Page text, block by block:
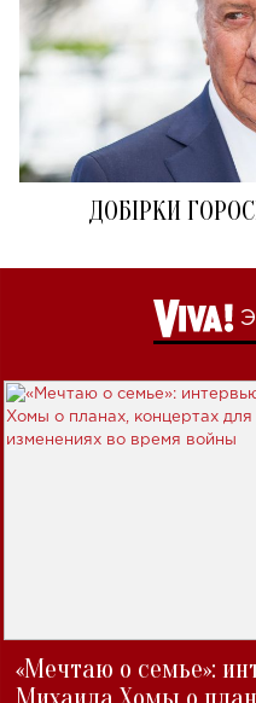
ДОБІРКИ
«Мечтаю о семье»: